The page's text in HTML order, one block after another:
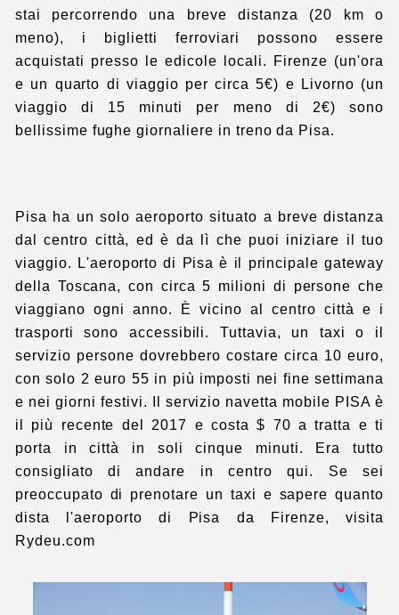
stai percorrendo una breve distanza (20 km o
meno), i biglietti ferroviari possono essere
acquistati presso le edicole locali. Firenze (un'ora
e un quarto di viaggio per circa 5€) e Livorno (un
viaggio di 15 minuti per meno di 2€) sono
bellissime fughe giornaliere in treno da Pisa.
Pisa ha un solo aeroporto situato a breve distanza
dal centro città, ed è da lì che puoi iniziare il tuo
viaggio. L'aeroporto di Pisa è il principale gateway
della Toscana, con circa 5 milioni di persone che
viaggiano ogni anno. È vicino al centro città e i
trasporti sono accessibili. Tuttavia, un taxi o il
servizio persone dovrebbero costare circa 10 euro,
con solo 2 euro 55 in più imposti nei fine settimana
e nei giorni festivi. Il servizio navetta mobile PISA è
il più recente del 2017 e costa $ 70 a tratta e ti
porta in città in soli cinque minuti. Era tutto
consigliato di andare in centro qui. Se sei
preoccupato di prenotare un taxi e sapere quanto
dista l'aeroporto di Pisa da Firenze, visita
Rydeu.com